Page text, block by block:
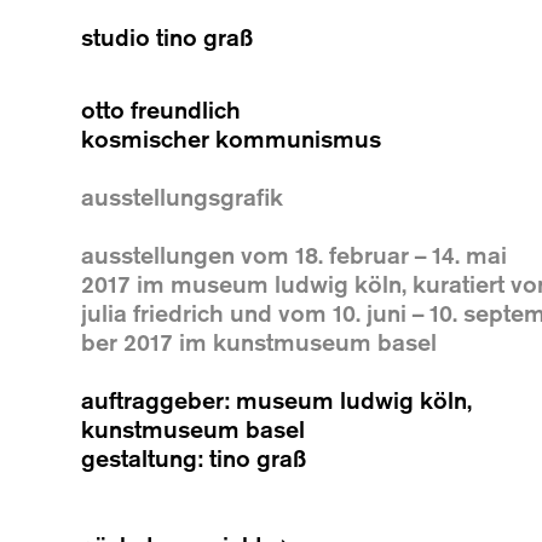
studio tino graß
otto freundlich
kosmischer kommunismus
ausstellungsgrafik
ausstellungen vom 18. februar – 14. mai
2017 im museum ludwig köln, kuratiert
julia friedrich und vom 10. ju­ni – 10.
ber 2017 im kunstmuseum basel
auftraggeber: museum ludwig köln,
kunstmuseum basel
gestaltung: tino graß